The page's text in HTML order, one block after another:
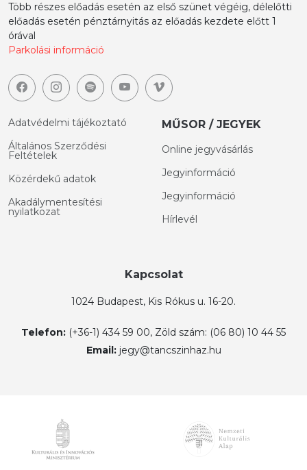
Több részes előadás esetén az első szünet végéig, délelőtti
előadás esetén pénztárnyitás az előadás kezdete előtt 1
órával
Parkolási információ
Adatvédelmi tájékoztató
Általános Szerződési
Feltételek
Közérdekű adatok
Akadálymentesítési
nyilatkozat
MŰSOR / JEGYEK
Online jegyvásárlás
Jegyinformáció
Jegyinformáció
Hírlevél
Kapcsolat
1024 Budapest, Kis Rókus u. 16-20.
Telefon: (+36-1) 434 59 00, Zöld szám: (06 80) 10 44 55
Email: jegy@tancszinhaz.hu